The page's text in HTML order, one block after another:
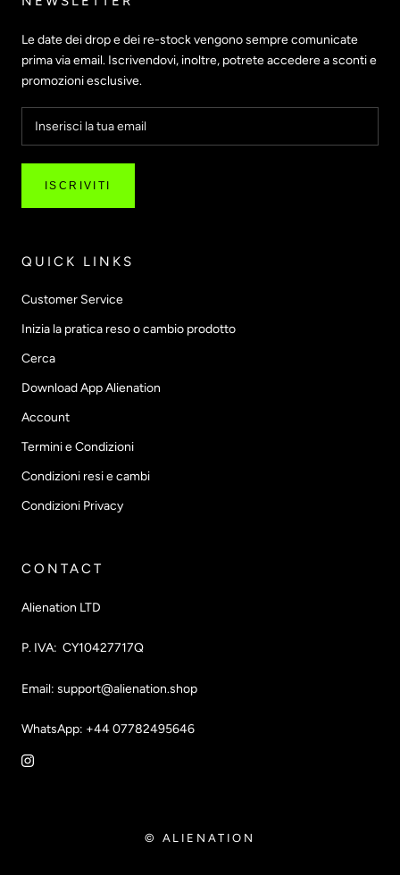
Le date dei drop e dei re-stock vengono sempre comunicate
prima via email. Iscrivendovi, inoltre, potrete accedere a sconti e
promozioni esclusive.
ISCRIVITI
QUICK LINKS
Customer Service
Inizia la pratica reso o cambio prodotto
Cerca
Download App Alienation
Account
Termini e Condizioni
Condizioni resi e cambi
Condizioni Privacy
CONTACT
Alienation LTD
P. IVA: CY10427717Q
Email: support@alienation.shop
WhatsApp: +44 07782495646
© ALIENATION